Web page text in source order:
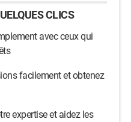
CLICS
avec ceux qui
facilement et obtenez
expertise et aidez les